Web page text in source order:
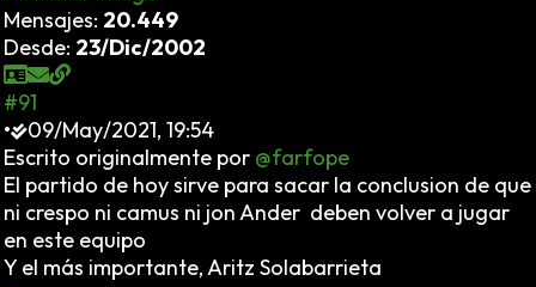
Mensajes: 20.449
Desde: 23/Dic/2002
#91
•
09/May/2021, 19:54
Escrito originalmente por @farfope
El partido de hoy sirve para sacar la conclusion de que
ni crespo ni camus ni jon Ander deben volver a jugar
en este equipo
Y el más importante, Aritz Solabarrieta